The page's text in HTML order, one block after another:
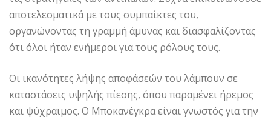
αποτελεσματικά με τους συμπαίκτες του,
οργανώνοντας τη γραμμή άμυνας και διασφαλίζοντας
ότι όλοι ήταν ενήμεροι για τους ρόλους τους.
Οι ικανότητες λήψης αποφάσεών του λάμπουν σε
καταστάσεις υψηλής πίεσης, όπου παραμένει ήρεμος
και ψύχραιμος. Ο Μποκανέγκρα είναι γνωστός για την